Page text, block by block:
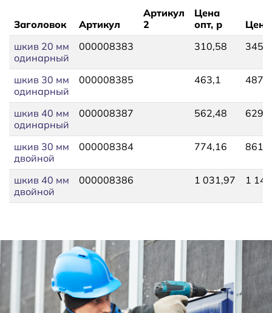
Заголовок Артикул
Артикул
2
Цена
опт, р
шкив 20 мм
одинарный
000008383 310,58
шкив 30 мм
одинарный
000008385 463,1
шкив 40 мм
одинарный
000008387 562,48
шкив 30 мм
двойной
000008384 774,16
шкив 40 мм
двойной
000008386 1 031,97 1